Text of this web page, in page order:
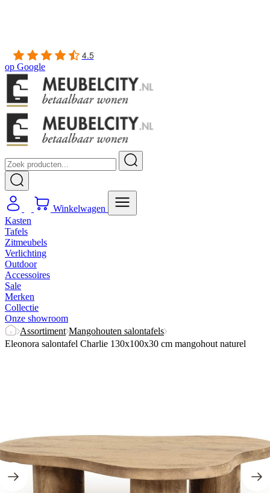
4.5
op Google
Winkelwagen
Kasten
Tafels
Zitmeubels
Verlichting
Outdoor
Accessoires
Sale
Merken
Collectie
Onze showroom
Assortiment Mangohouten salontafels
Eleonora salontafel Charlie 130x100x30 cm mangohout naturel